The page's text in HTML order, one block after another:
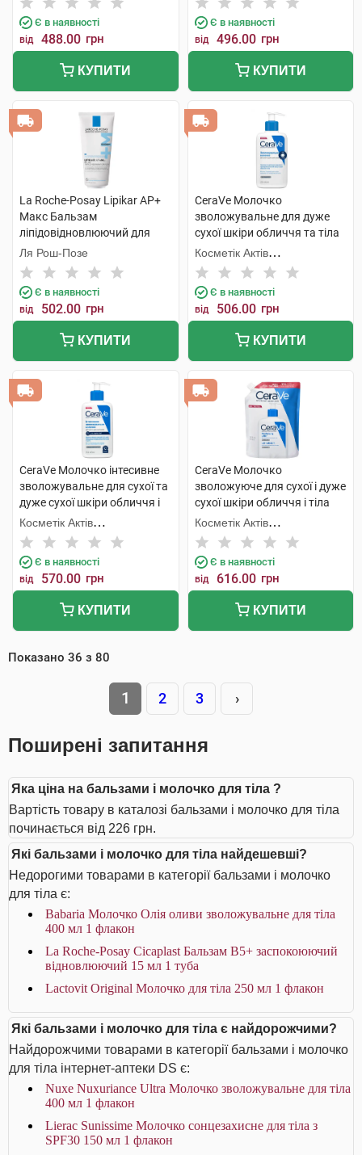
Є в наявності
від 488.00 грн
КУПИТИ
Є в наявності
від 496.00 грн
КУПИТИ
La Roche-Posay Lipikar АР+
Макс Бальзам
ліпідовідновлюючий для
сухої атопічної шкіри
обличчя і тіла 200 мл 1 туба
Ля Рош-Позе
Є в наявності
від 502.00 грн
КУПИТИ
CeraVe Молочко
зволожувальне для дуже
сухої шкіри обличчя та тіла
236 мл 1 флакон
Косметік Актів
Інтернаціональ
Є в наявності
від 506.00 грн
КУПИТИ
CeraVe Молочко інтесивне
зволожувальне для сухої та
дуже сухої шкіри обличчя і
тіла 236 мл 1 флакон
Косметік Актів
Інтернаціональ
Є в наявності
від 570.00 грн
КУПИТИ
CeraVe Молочко
зволожуюче для сухої і дуже
сухої шкіри обличчя і тіла
473 мл 1 пакет
Косметік Актів
Інтернаціональ
Є в наявності
від 616.00 грн
КУПИТИ
Показано 36 з 80
1 2 3 ›
Поширені запитання
Яка ціна на бальзами і молочко для тіла ?
Вартість товару в каталозі бальзами і молочко для тіла
починається від 226 грн.
Які бальзами і молочко для тіла найдешевші?
Недорогими товарами в категорії бальзами і молочко
для тіла є:
Babaria Молочко Олія оливи зволожувальне для тіла
400 мл 1 флакон
La Roche-Posay Cicaplast Бальзам B5+ заспокоюючий
відновлюючий 15 мл 1 туба
Lactovit Original Молочко для тіла 250 мл 1 флакон
Які бальзами і молочко для тіла є найдорожчими?
Найдорожчими товарами в категорії бальзами і молочко
для тіла інтернет-аптеки DS є:
Nuxe Nuxuriance Ultra Молочко зволожувальне для тіла
400 мл 1 флакон
Lierac Sunissime Молочко сонцезахисне для тіла з
SPF30 150 мл 1 флакон